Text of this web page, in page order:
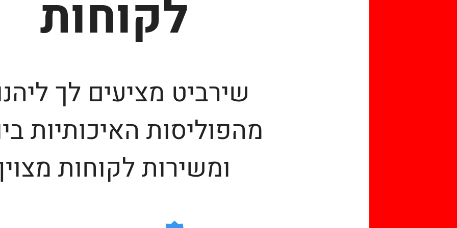
לקוחות
שירביט מציעים לך
מהפוליסות האיכותיות
ומשירות לקוחות